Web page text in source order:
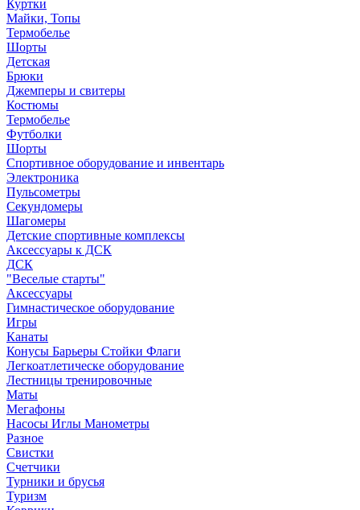
Куртки
Майки, Топы
Термобелье
Шорты
Детская
Брюки
Джемперы и свитеры
Костюмы
Термобелье
Футболки
Шорты
Спортивное оборудование и инвентарь
Электроника
Пульсометры
Секундомеры
Шагомеры
Детские спортивные комплексы
Аксессуары к ДСК
ДСК
"Веселые старты"
Аксессуары
Гимнастическое оборудование
Игры
Канаты
Конусы Барьеры Стойки Флаги
Легкоатлетическе оборудование
Лестницы тренировочные
Маты
Мегафоны
Насосы Иглы Манометры
Разное
Свистки
Счетчики
Турники и брусья
Туризм